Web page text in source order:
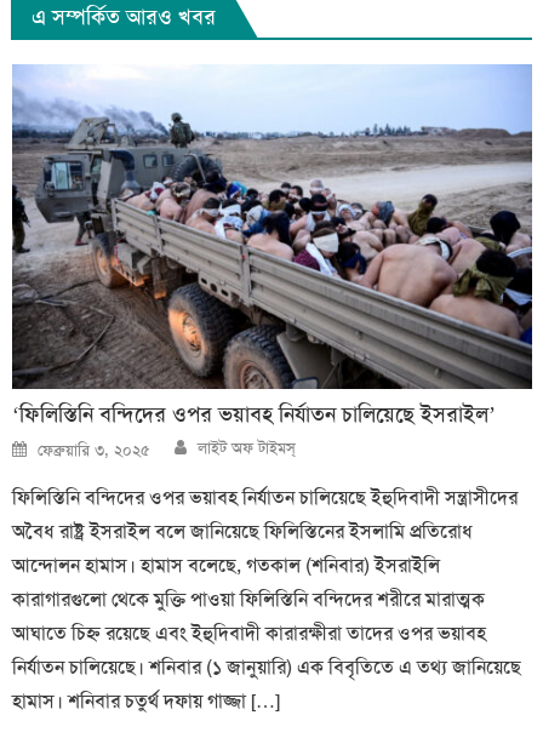
এ সম্পর্কিত আরও খবর
‘ফিলিস্তিনি বন্দিদের ওপর ভয়াবহ নির্যাতন চালিয়েছে ইসরাইল’
Posted
on
ফেব্রুয়ারি ৩, ২০২৫ Author
লাইট অফ টাইমস্
ফিলিস্তিনি বন্দিদের ওপর ভয়াবহ নির্যাতন চালিয়েছে ইহুদিবাদী সন্ত্রাসীদের
অবৈধ রাষ্ট্র ইসরাইল বলে জানিয়েছে ফিলিস্তিনের ইসলামি প্রতিরোধ
আন্দোলন হামাস। হামাস বলেছে, গতকাল (শনিবার) ইসরাইলি
কারাগারগুলো থেকে মুক্তি পাওয়া ফিলিস্তিনি বন্দিদের শরীরে মারাত্মক
আঘাতে চিহ্ন রয়েছে এবং ইহুদিবাদী কারারক্ষীরা তাদের ওপর ভয়াবহ
নির্যাতন চালিয়েছে। শনিবার (১ জানুয়ারি) এক বিবৃতিতে এ তথ্য জানিয়েছে
হামাস। শনিবার চতুর্থ দফায় গাজ্জা […]